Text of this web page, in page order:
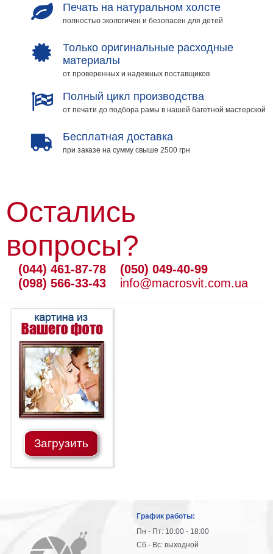
Печать на натуральном холсте
полностью экологичен и безопасен для детей
Только оригинальные расходные
материалы
от проверенных и надежных поставщиков
Полный цикл производства
от печати до подбора рамы в нашей багетной мастерской
Бесплатная доставка
при заказе на сумму свыше 2500 грн
Остались
вопросы?
(044) 461-87-78
(098) 566-33-43
(050) 049-40-99
info@macrosvit.com.ua
Загрузить
График работы:
Пн - Пт: 10:00 - 18:00
Сб - Вс: выходной